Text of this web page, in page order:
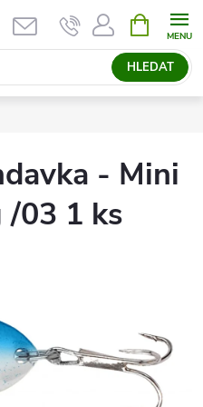
HLEDAT
NÁKUPNÍ
KOŠÍK
- Mini
/03 1 ks